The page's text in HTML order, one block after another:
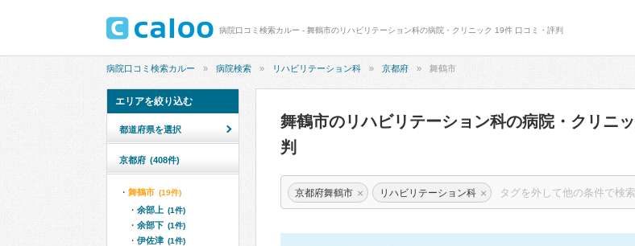
病院口コミ検索カルー - 舞鶴市のリハビリテーション科の病院・クリニック 19件 口コミ・評判
病院口コミ検索カルー 病院検索 リハビリテーション科 京都府 舞鶴市
舞鶴市のリハビリテーション科の病院・クリニ
判
京都府舞鶴市 × リハビリテーション科 ×
エリアを絞り込む
都道府県を選択
京都府 (408件)
舞鶴市 (19件)
余部上 (1件)
余部下 (1件)
伊佐津 (1件)